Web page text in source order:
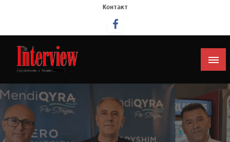
Контакт
Интервју